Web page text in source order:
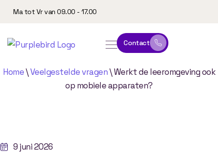
Ma tot Vr van 09.00 - 17.00
Contact
Home\Veelgestelde vragen\Werkt de leeromgeving ook
op mobiele apparaten?
9 juni 2026